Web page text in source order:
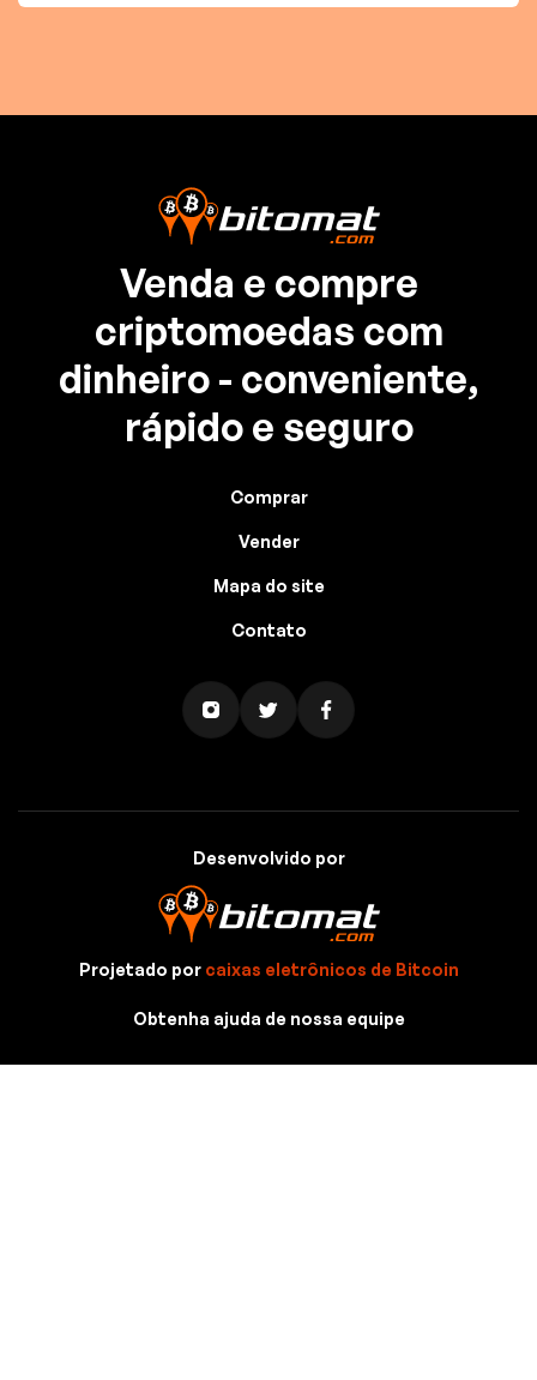
Venda e compre
criptomoedas com
dinheiro - conveniente,
rápido e seguro
Comprar
Vender
Mapa do site
Contato
Desenvolvido por
Projetado por caixas eletrônicos de Bitcoin
Obtenha ajuda de nossa equipe